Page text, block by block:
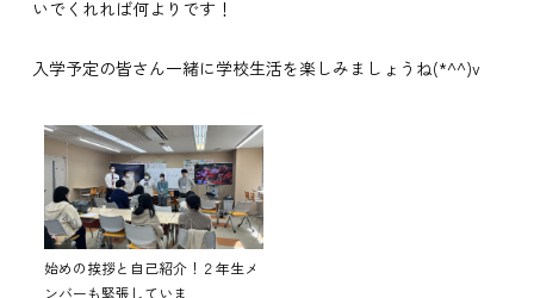
いでくれれば何よりです！
入学予定の皆さん一緒に学校生活を楽しみましょうね(*^^)v
始めの挨拶と自己紹介！２年生メ
ンバーも緊張していま